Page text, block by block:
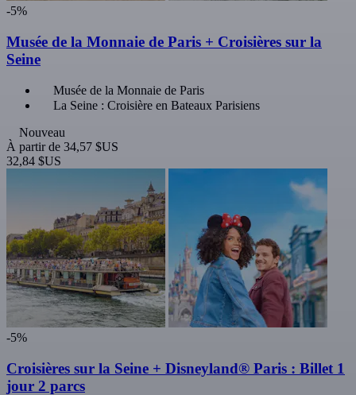
-5%
Musée de la Monnaie de Paris + Croisières sur la
Seine
Musée de la Monnaie de Paris
La Seine : Croisière en Bateaux Parisiens
Nouveau
À partir de 34,57 $US
32,84 $US
-5%
Croisières sur la Seine + Disneyland® Paris : Billet 1
jour 2 parcs